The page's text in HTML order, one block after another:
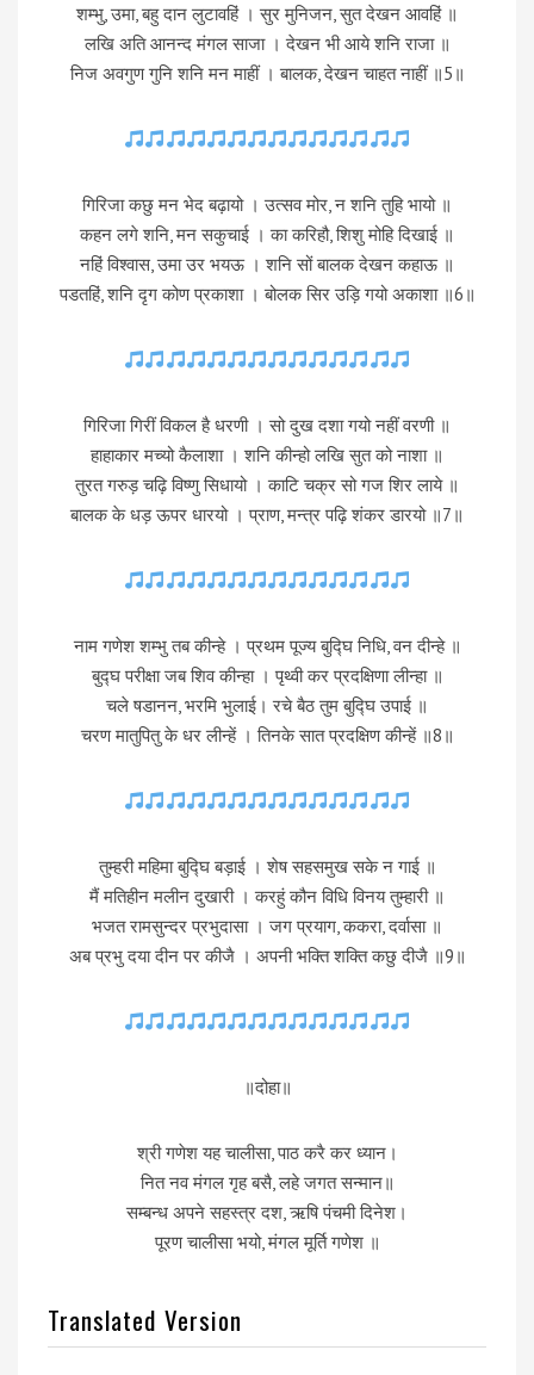
शम्भु, उमा, बहु दान लुटावहिं । सुर मुनिजन, सुत देखन आवहिं ॥
लखि अति आनन्द मंगल साजा । देखन भी आये शनि राजा ॥
निज अवगुण गुनि शनि मन माहीं । बालक, देखन चाहत नाहीं ॥5॥
गिरिजा कछु मन भेद बढ़ायो । उत्सव मोर, न शनि तुहि भायो ॥
कहन लगे शनि, मन सकुचाई । का करिहौ, शिशु मोहि दिखाई ॥
नहिं विश्वास, उमा उर भयऊ । शनि सों बालक देखन कहाऊ ॥
पडतहिं, शनि दृग कोण प्रकाशा । बोलक सिर उड़ि गयो अकाशा ॥6॥
गिरिजा गिरीं विकल है धरणी । सो दुख दशा गयो नहीं वरणी ॥
हाहाकार मच्यो कैलाशा । शनि कीन्हो लखि सुत को नाशा ॥
तुरत गरुड़ चढ़ि विष्णु सिधायो । काटि चक्र सो गज शिर लाये ॥
बालक के धड़ ऊपर धारयो । प्राण, मन्त्र पढ़ि शंकर डारयो ॥7॥
नाम गणेश शम्भु तब कीन्हे । प्रथम पूज्य बुद्घि निधि, वन दीन्हे ॥
बुद्घ परीक्षा जब शिव कीन्हा । पृथ्वी कर प्रदक्षिणा लीन्हा ॥
चले षडानन, भरमि भुलाई। रचे बैठ तुम बुद्घि उपाई ॥
चरण मातुपितु के धर लीन्हें । तिनके सात प्रदक्षिण कीन्हें ॥8॥
तुम्हरी महिमा बुद्घि बड़ाई । शेष सहसमुख सके न गाई ॥
मैं मतिहीन मलीन दुखारी । करहुं कौन विधि विनय तुम्हारी ॥
भजत रामसुन्दर प्रभुदासा । जग प्रयाग, ककरा, दर्वासा ॥
अब प्रभु दया दीन पर कीजै । अपनी भक्ति शक्ति कछु दीजै ॥9॥
॥दोहा॥
श्री गणेश यह चालीसा, पाठ करै कर ध्यान।
नित नव मंगल गृह बसै, लहे जगत सन्मान॥
सम्बन्ध अपने सहस्त्र दश, ऋषि पंचमी दिनेश।
पूरण चालीसा भयो, मंगल मूर्ति गणेश ॥
Translated Version